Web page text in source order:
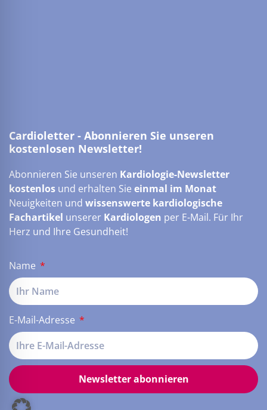
Cardioletter - Abonnieren Sie unseren
kostenlosen Newsletter!
Abonnieren Sie unseren Kardiologie-Newsletter
kostenlos und erhalten Sie einmal im Monat
Neuigkeiten und wissenswerte kardiologische
Fachartikel unserer Kardiologen per E-Mail. Für Ihr
Herz und Ihre Gesundheit!
Name
E-Mail-Adresse
Newsletter abonnieren